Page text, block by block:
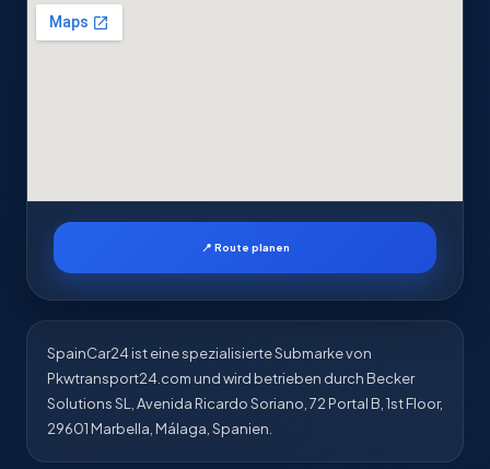
📍 Route planen
SpainCar24 ist eine spezialisierte Submarke von
Pkwtransport24.com und wird betrieben durch Becker
Solutions SL, Avenida Ricardo Soriano, 72 Portal B, 1st Floor,
29601 Marbella, Málaga, Spanien.